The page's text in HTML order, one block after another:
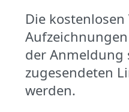
Die
der Anmeldung
zugesendeten
werden.